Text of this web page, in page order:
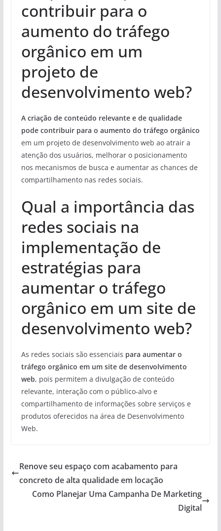
contribuir para o
aumento do tráfego
orgânico em um
projeto de
desenvolvimento web?
A criação de conteúdo relevante e de qualidade
pode contribuir para o aumento do tráfego orgânico
em um projeto de desenvolvimento web ao atrair a
atenção dos usuários, melhorar o posicionamento
nos mecanismos de busca e aumentar as chances de
compartilhamento nas redes sociais.
Qual a importância das
redes sociais na
implementação de
estratégias para
aumentar o tráfego
orgânico em um site de
desenvolvimento web?
As redes sociais são essenciais para aumentar o
tráfego orgânico em um site de desenvolvimento
web, pois permitem a divulgação de conteúdo
relevante, interação com o público-alvo e
compartilhamento de informações sobre serviços e
produtos oferecidos na área de Desenvolvimento
Web.
Renove seu espaço com acabamento para
concreto de alta qualidade em locação
Como Planejar Uma Campanha De Marketing
Digital